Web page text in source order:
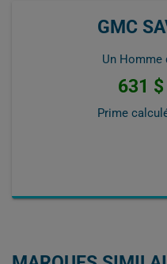
GMC
Un Homme
631
Prime